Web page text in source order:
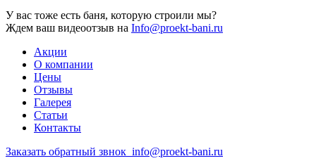
У вас тоже есть баня, которую строили мы?
Ждем ваш видеоотзыв на Info@proekt-bani.ru
Акции
О компании
Цены
Отзывы
Галерея
Статьи
Контакты
Заказать обратный звнок info@proekt-bani.ru